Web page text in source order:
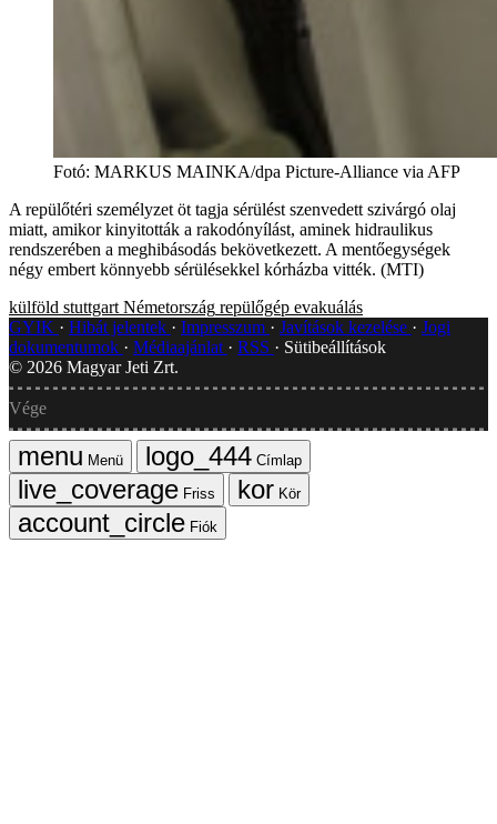
Fotó: MARKUS MAINKA/dpa Picture-Alliance via AFP
A repülőtéri személyzet öt tagja sérülést szenvedett szivárgó olaj
miatt, amikor kinyitották a rakodónyílást, aminek hidraulikus
rendszerében a meghibásodás bekövetkezett. A mentőegységek
négy embert könnyebb sérülésekkel kórházba vitték. (MTI)
külföld stuttgart Németország repülőgép evakuálás
GYIK
Hibát jelentek Impresszum Javítások kezelése
Jogi
dokumentumok
Médiaajánlat RSS
Sütibeállítások
© 2026 Magyar Jeti Zrt.
Vége
Menü
Címlap
Friss
Kör
Fiók